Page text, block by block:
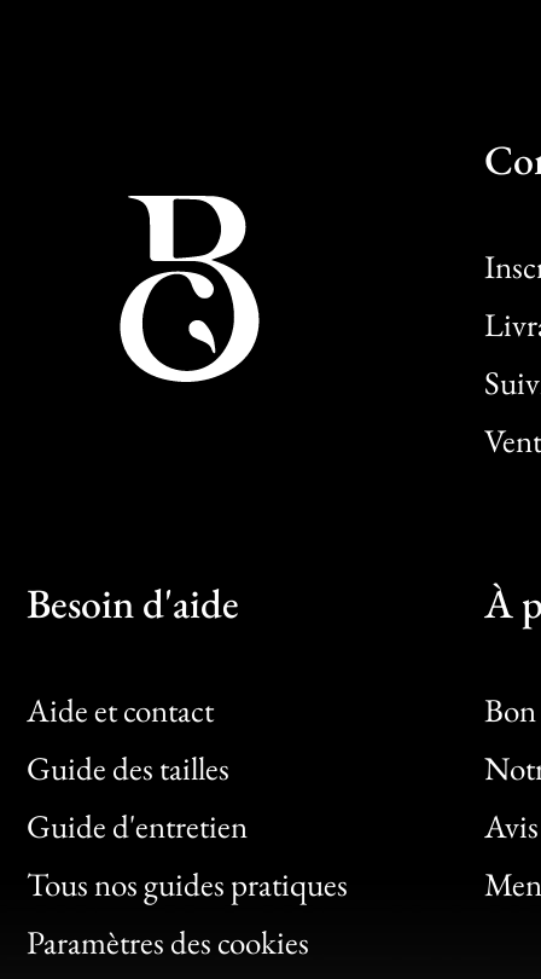
Besoin d'aide
Aide et contact
Guide des tailles
Guide d'entretien
Tous nos guides pratiques
Paramètres des cookies
À
Bon
Clic